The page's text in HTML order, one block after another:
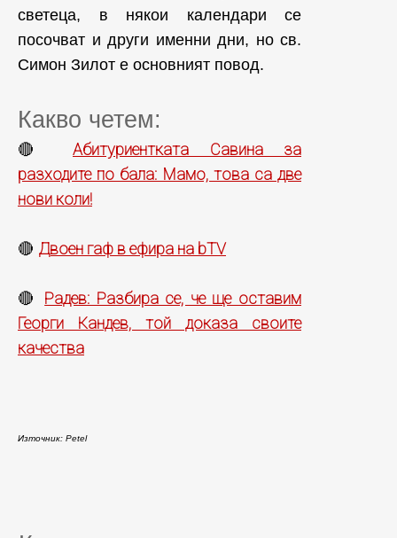
светеца, в някои календари се
посочват и други именни дни, но св.
Симон Зилот е основният повод.
Какво четем:
🔴 Абитуриентката Савина за
разходите по бала: Мамо, това са две
нови коли!
🔴 Двоен гаф в ефира на bTV
🔴 Радев: Разбира се, че ще оставим
Георги Кандев, той доказа своите
качества
Източник: Petel